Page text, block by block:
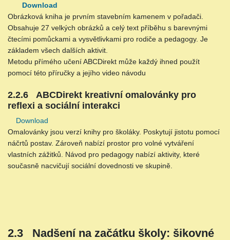
Download
Obrázková kniha je prvním stavebním kamenem v pořadači.
Obsahuje 27 velkých obrázků a celý text příběhu s barevnými
čtecími pomůckami a vysvětlivkami pro rodiče a pedagogy. Je
základem všech dalších aktivit.
Metodu přímého učení ABCDirekt může každý ihned použít
pomocí této příručky a jejího video návodu
2.2.6 ABCDirekt kreativní omalovánky pro
reflexi a sociální interakci
Download
Omalovánky jsou verzí knihy pro školáky. Poskytují jistotu pomocí
náčrtů postav. Zároveň nabízí prostor pro volné vytváření
vlastních zážitků. Návod pro pedagogy nabízí aktivity, které
současně nacvičují sociální dovednosti ve skupině.
2.3 Nadšení na začátku školy: šikovné